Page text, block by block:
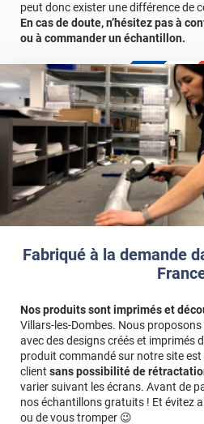
Fabriqué à la demande
Nos produits sont imprimés et
Villars-les-Dombes. Nous
avec des designs créés et imprimés
produit commandé sur notre site est
client sans possibilité de
varier suivant les écrans. Avant de
nos échantillons gratuits ! Et évitez
ou de vous tromper 😉
peut donc exister une différence de
En cas de doute, n’hésitez pas à
ou à commander un échantillon.